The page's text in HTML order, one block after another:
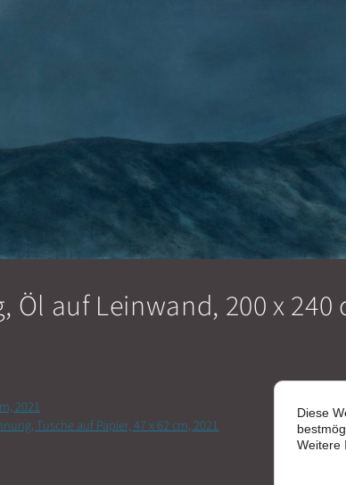
auf Leinwand, 200 x 240
2021
Tusche auf Papier, 47 x 62 cm, 2021
Diese
Weitere